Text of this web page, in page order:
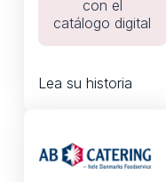
con el
catálogo digital
Lea su historia